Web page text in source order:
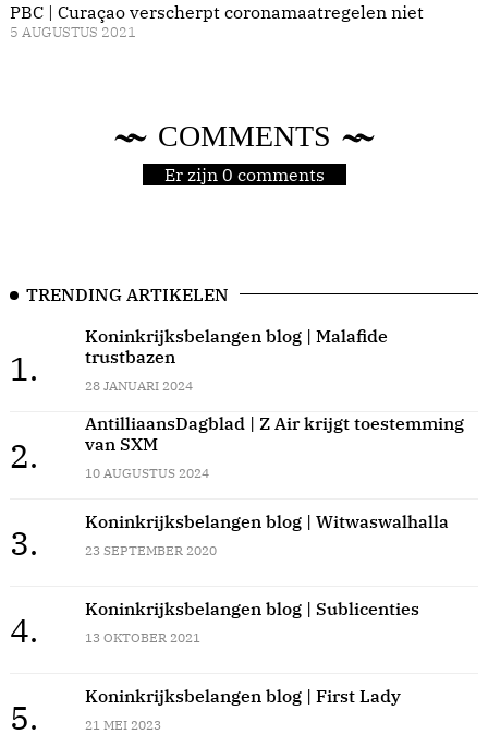
PBC | Curaçao verscherpt coronamaatregelen niet
5 AUGUSTUS 2021
COMMENTS
Er zijn 0 comments
TRENDING ARTIKELEN
1.
Koninkrijksbelangen blog | Malafide
trustbazen
28 JANUARI 2024
2.
AntilliaansDagblad | Z Air krijgt toestemming
van SXM
10 AUGUSTUS 2024
3.
Koninkrijksbelangen blog | Witwaswalhalla
23 SEPTEMBER 2020
4.
Koninkrijksbelangen blog | Sublicenties
13 OKTOBER 2021
5.
Koninkrijksbelangen blog | First Lady
21 MEI 2023